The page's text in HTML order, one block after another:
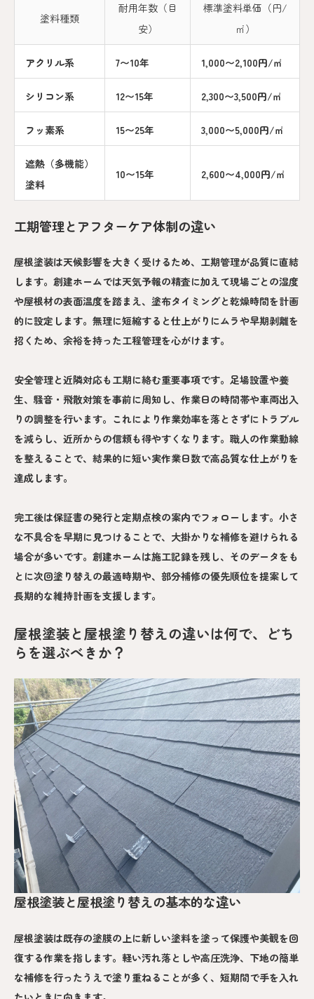
塗料種類
耐用年数（目
安）
標準塗料単価（円/
㎡）
アクリル系 7〜10年 1,000〜2,100円/㎡
シリコン系 12〜15年 2,300〜3,500円/㎡
フッ素系 15〜25年 3,000〜5,000円/㎡
遮熱（多機能）
塗料
10〜15年 2,600〜4,000円/㎡
工期管理とアフターケア体制の違い
屋根塗装は天候影響を大きく受けるため、工期管理が品質に直結
します。創建ホームでは天気予報の精査に加えて現場ごとの湿度
や屋根材の表面温度を踏まえ、塗布タイミングと乾燥時間を計画
的に設定します。無理に短縮すると仕上がりにムラや早期剥離を
招くため、余裕を持った工程管理を心がけます。
安全管理と近隣対応も工期に絡む重要事項です。足場設置や養
生、騒音・飛散対策を事前に周知し、作業日の時間帯や車両出入
りの調整を行います。これにより作業効率を落とさずにトラブル
を減らし、近所からの信頼も得やすくなります。職人の作業動線
を整えることで、結果的に短い実作業日数で高品質な仕上がりを
達成します。
完工後は保証書の発行と定期点検の案内でフォローします。小さ
な不具合を早期に見つけることで、大掛かりな補修を避けられる
場合が多いです。創建ホームは施工記録を残し、そのデータをも
とに次回塗り替えの最適時期や、部分補修の優先順位を提案して
長期的な維持計画を支援します。
屋根塗装と屋根塗り替えの違いは何で、どち
らを選ぶべきか？
屋根塗装と屋根塗り替えの基本的な違い
屋根塗装は既存の塗膜の上に新しい塗料を塗って保護や美観を回
復する作業を指します。軽い汚れ落としや高圧洗浄、下地の簡単
な補修を行ったうえで塗り重ねることが多く、短期間で手を入れ